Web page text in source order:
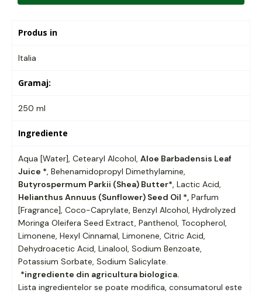
Produs in
Italia
Gramaj:
250 ml
Ingrediente
Aqua [Water], Cetearyl Alcohol, Aloe Barbadensis Leaf
Juice *, Behenamidopropyl Dimethylamine,
Butyrospermum Parkii (Shea) Butter*, Lactic Acid,
Helianthus Annuus (Sunflower) Seed Oil *, Parfum
[Fragrance], Coco-Caprylate, Benzyl Alcohol, Hydrolyzed
Moringa Oleifera Seed Extract, Panthenol, Tocopherol,
Limonene, Hexyl Cinnamal, Limonene, Citric Acid,
Dehydroacetic Acid, Linalool, Sodium Benzoate,
Potassium Sorbate, Sodium Salicylate.
*ingrediente din agricultura biologica.
Lista ingredientelor se poate modifica, consumatorul este